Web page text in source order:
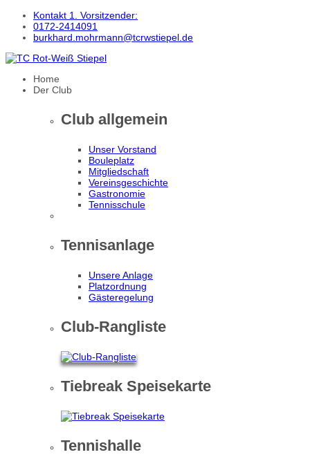
Kontakt 1. Vorsitzender:
0172-2414091
burkhard.mohrmann@tcrwstiepel.de
Home
Der Club
Club allgemein
Unser Vorstand
Bouleplatz
Mitgliedschaft
Vereinsgeschichte
Gastronomie
Tennisschule
Tennisanlage
Unsere Anlage
Platzordnung
Gästeregelung
Club-Rangliste
Tiebreak Speisekarte
Tennishalle